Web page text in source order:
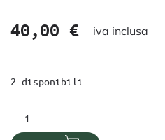
40,00 € iva inclusa
2 disponibili
Niepoort,
Port